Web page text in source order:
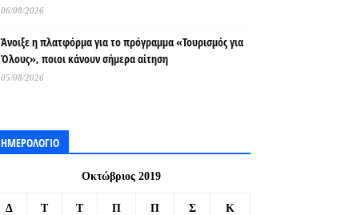
06/08/2026
Άνοιξε η πλατφόρμα για το πρόγραμμα «Τουρισμός για
Όλους», ποιοι κάνουν σήμερα αίτηση
05/08/2026
ΗΜΕΡΟΛΟΓΙΟ
Οκτώβριος 2019
Δ Τ Τ Π Π Σ Κ